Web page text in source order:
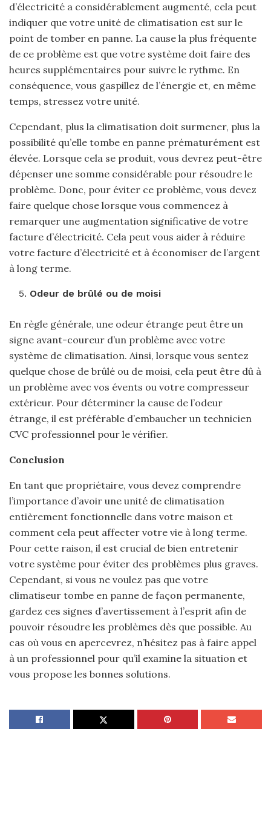
d’électricité a considérablement augmenté, cela peut
indiquer que votre unité de climatisation est sur le
point de tomber en panne. La cause la plus fréquente
de ce problème est que votre système doit faire des
heures supplémentaires pour suivre le rythme. En
conséquence, vous gaspillez de l’énergie et, en même
temps, stressez votre unité.
Cependant, plus la climatisation doit surmener, plus la
possibilité qu’elle tombe en panne prématurément est
élevée. Lorsque cela se produit, vous devrez peut-être
dépenser une somme considérable pour résoudre le
problème. Donc, pour éviter ce problème, vous devez
faire quelque chose lorsque vous commencez à
remarquer une augmentation significative de votre
facture d’électricité. Cela peut vous aider à réduire
votre facture d’électricité et à économiser de l’argent
à long terme.
Odeur de brûlé ou de moisi
En règle générale, une odeur étrange peut être un
signe avant-coureur d’un problème avec votre
système de climatisation. Ainsi, lorsque vous sentez
quelque chose de brûlé ou de moisi, cela peut être dû à
un problème avec vos évents ou votre compresseur
extérieur. Pour déterminer la cause de l’odeur
étrange, il est préférable d’embaucher un technicien
CVC professionnel pour le vérifier.
Conclusion
En tant que propriétaire, vous devez comprendre
l’importance d’avoir une unité de climatisation
entièrement fonctionnelle dans votre maison et
comment cela peut affecter votre vie à long terme.
Pour cette raison, il est crucial de bien entretenir
votre système pour éviter des problèmes plus graves.
Cependant, si vous ne voulez pas que votre
climatiseur tombe en panne de façon permanente,
gardez ces signes d’avertissement à l’esprit afin de
pouvoir résoudre les problèmes dès que possible. Au
cas où vous en apercevrez, n’hésitez pas à faire appel
à un professionnel pour qu’il examine la situation et
vous propose les bonnes solutions.